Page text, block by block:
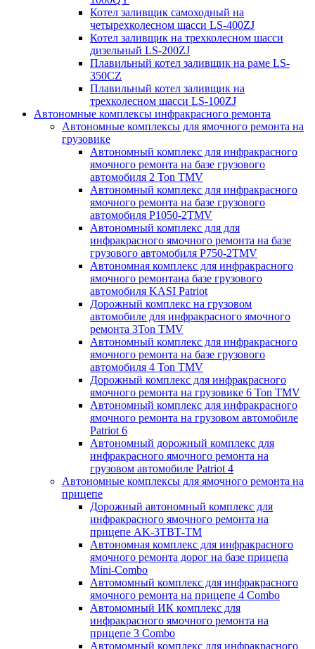
Котел заливщик самоходный на
четырехколесном шасси LS-400ZJ
Котел заливщик на трехколесном шасси
дизельный LS-200ZJ
Плавильный котел заливщик на раме LS-
350CZ
Плавильный котел заливщик на
трехколесном шасси LS-100ZJ
Автономные комплексы инфракрасного ремонта
Автономные комплексы для ямочного ремонта на
грузовике
Автономный комплекс для инфракрасного
ямочного ремонта на базе грузового
автомобиля 2 Ton TMV
Автономный комплекс для инфракрасного
ямочного ремонта на базе грузового
автомобиля P1050-2TMV
Автономный комплекс для для
инфракрасного ямочного ремонта на базе
грузового автомобиля P750-2TMV
Автономная комплекс для инфракрасного
ямочного ремонтана базе грузового
автомобиля KASI Patriot
Дорожный комплекс на грузовом
автомобиле для инфракрасного ямочного
ремонта 3Ton TMV
Автономный комплекс для инфракрасного
ямочного ремонта на базе грузового
автомобиля 4 Ton TMV
Дорожный комплекс для инфракрасного
ямочного ремонта на грузовике 6 Ton TMV
Автономный комплекс для инфракрасного
ямочного ремонта на грузовом автомобиле
Patriot 6
Автономный дорожный комплекс для
инфракрасного ямочного ремонта на
грузовом автомобиле Patriot 4
Автономные комплексы для ямочного ремонта на
прицепе
Дорожный автономный комплекс для
инфракрасного ямочного ремонта на
прицепе AK-3ТВТ-ТМ
Автономная комплекс для инфракрасного
ямочного ремонта дорог на базе прицепа
Mini-Combo
Автомомный комплекс для инфракрасного
ямочного ремонта на прицепе 4 Combo
Автомомный ИК комплекс для
инфракрасного ямочного ремонта на
прицепе 3 Combo
Автомомный комплекс для инфракрасного